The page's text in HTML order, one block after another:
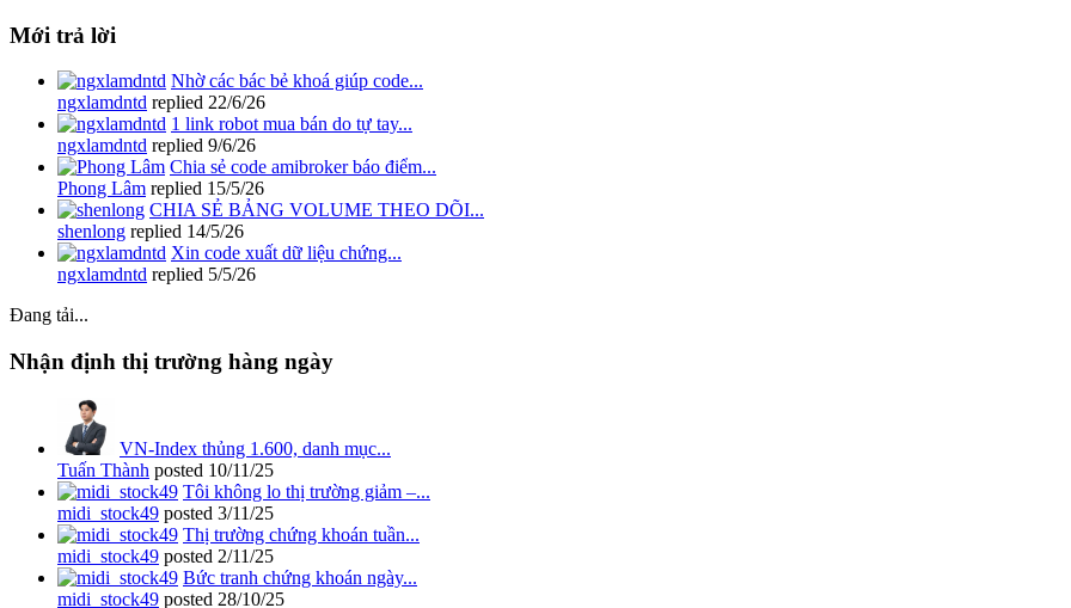
Mới trả lời
Nhờ các bác bẻ khoá giúp code...
ngxlamdntd replied 22/6/26
1 link robot mua bán do tự tay...
ngxlamdntd replied 9/6/26
Chia sẻ code amibroker báo điểm...
Phong Lâm replied 15/5/26
CHIA SẺ BẢNG VOLUME THEO DÕI...
shenlong replied 14/5/26
Xin code xuất dữ liệu chứng...
ngxlamdntd replied 5/5/26
Đang tải...
Nhận định thị trường hàng ngày
VN-Index thủng 1.600, danh mục...
Tuấn Thành posted 10/11/25
Tôi không lo thị trường giảm –...
midi_stock49 posted 3/11/25
Thị trường chứng khoán tuần...
midi_stock49 posted 2/11/25
Bức tranh chứng khoán ngày...
midi_stock49 posted 28/10/25